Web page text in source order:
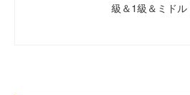
級＆1級＆ミドル